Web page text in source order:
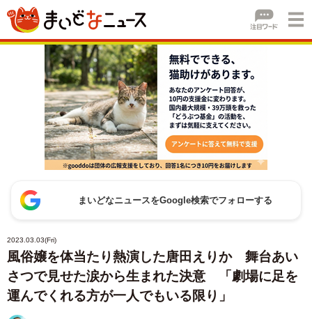
まいどなニュースをGoogle検索でフォローする
2023.03.03(Fri)
風俗嬢を体当たり熱演した唐田えりか 舞台あい
さつで見せた涙から生まれた決意 「劇場に足を
運んでくれる方が一人でもいる限り」